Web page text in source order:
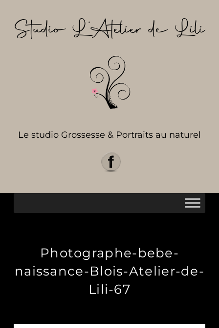
contenu
Studio L’Atelier de Lili
Le studio Grossesse & Portraits au naturel
Photographe-bebe-
naissance-Blois-Atelier-de-
Lili-67